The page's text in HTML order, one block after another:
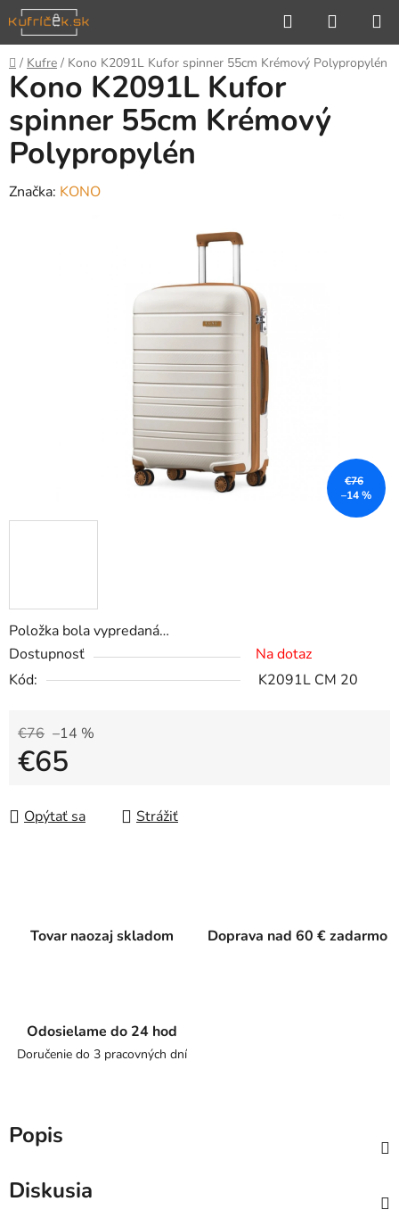
Prejsť
na
obsah
Hľadať
KOŠÍK
Domov
/ Kufre / Kono K2091L Kufor spinner 55cm Krémový Polypropylén
Položka bola vypredaná…
Dostupnosť
Na dotaz
Kód:
K2091L CM 20
€76 –14 %
€65
Opýtať sa
Strážiť
Kono K2091L Kufor
spinner 55cm Krémový
Polypropylén
Značka: KONO
€76
–14 %
Tovar naozaj skladom Doprava nad 60 € zadarmo
Odosielame do 24 hod
Doručenie do 3 pracovných dní
Popis
Diskusia